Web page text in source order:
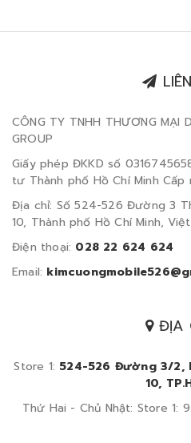
CÔNG TY TNHH THƯƠNG MẠI
GROUP
Giấy phép ĐKKD số
tư Thành phố Hồ Chí Minh
Địa chỉ: Số 524-526 Đường 3
10, Thành phố Hồ Chí Minh,
Điện thoại: 028 22 624 624
Email:
ĐỊA
Store 1: 524-526 Đường 3/2,
10,
Thứ Hai - Chủ Nhật: Store 1: